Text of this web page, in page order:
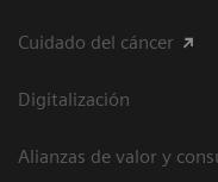
Cuidado del cáncer
Digitalización
Alianzas de valor y